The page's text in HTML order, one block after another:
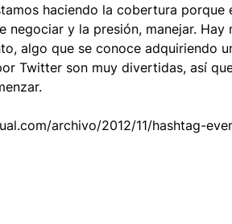
haciendo la cobertura porque
negociar y la presión, manejar.
algo que se conoce adquiriendo
Twitter son muy divertidas, así
archivo/2012/11/hashtag-